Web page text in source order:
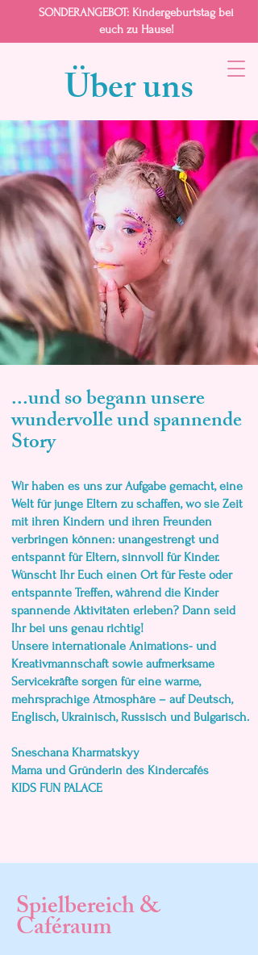
SONDERANGEBOT: Kindergeburtstag bei
euch zu Hause!
Über uns
...und so begann unsere
wundervolle und spannende
Story
Wir haben es uns zur Aufgabe gemacht, eine
Welt für junge Eltern zu schaffen, wo sie Zeit
mit ihren Kindern und ihren Freunden
verbringen können: unangestrengt und
entspannt für Eltern, sinnvoll für Kinder.
Wünscht Ihr Euch einen Ort für Feste oder
entspannte Treffen, während die Kinder
spannende Aktivitäten erleben? Dann seid
Ihr bei uns genau richtig!
Unsere internationale Animations- und
Kreativmannschaft sowie aufmerksame
Servicekräfte sorgen für eine warme,
mehrsprachige Atmosphäre – auf Deutsch,
Englisch, Ukrainisch, Russisch und Bulgarisch.
Sneschana Kharmatskyy
Mama und Gründerin des Kindercafés
KIDS FUN PALACE
Spielbereich &
Caféraum